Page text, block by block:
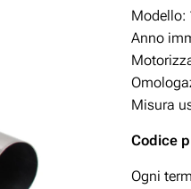
Modello:
Anno
Misura
Codice
Ogni